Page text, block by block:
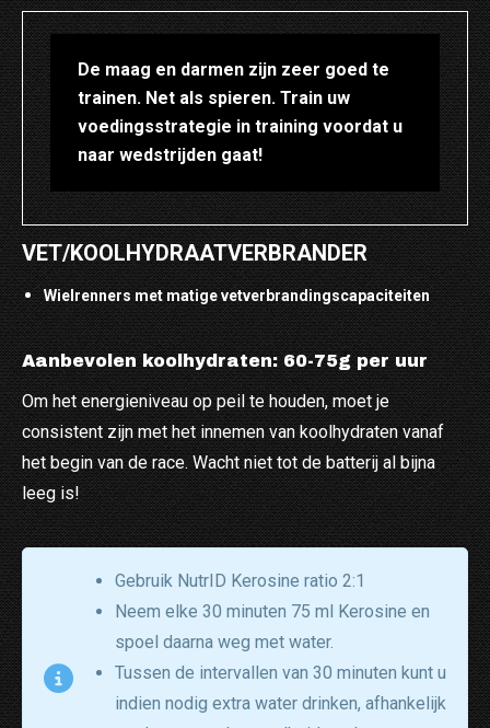
De maag en darmen zijn zeer goed te
trainen. Net als spieren. Train uw
voedingsstrategie in training voordat u
naar wedstrijden gaat!
VET/KOOLHYDRAATVERBRANDER
Wielrenners met matige vetverbrandingscapaciteiten
Aanbevolen koolhydraten: 60-75g per uur
Om het energieniveau op peil te houden, moet je
consistent zijn met het innemen van koolhydraten vanaf
het begin van de race. Wacht niet tot de batterij al bijna
leeg is!
Gebruik NutrID Kerosine ratio 2:1
Neem elke 30 minuten 75 ml Kerosine en
spoel daarna weg met water.
Tussen de intervallen van 30 minuten kunt u
indien nodig extra water drinken, afhankelijk